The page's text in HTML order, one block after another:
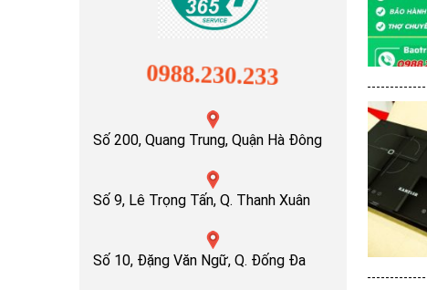
0988.230.233
Số 200, Quang Trung, Quận Hà Đông
Số 9, Lê Trọng Tấn, Q. Thanh Xuân
Số 10, Đặng Văn Ngữ, Q. Đống Đa